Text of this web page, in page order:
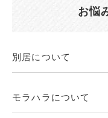
お悩
別居について
モラハラについて